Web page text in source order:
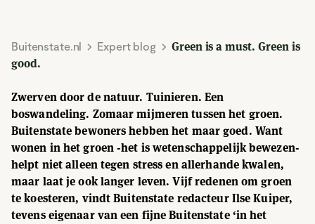
Buitenstate.nl Expert blog
Green is a must. Green is
good.
Zwerven door de natuur. Tuinieren. Een
boswandeling. Zomaar mijmeren tussen het groen.
Buitenstate bewoners hebben het maar goed. Want
wonen in het groen -het is wetenschappelijk bewezen-
helpt niet alleen tegen stress en allerhande kwalen,
maar laat je ook langer leven. Vijf redenen om groen
te koesteren, vindt Buitenstate redacteur Ilse Kuiper,
tevens eigenaar van een fijne Buitenstate ‘in het